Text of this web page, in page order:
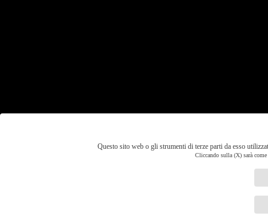
Questo sito web o gli strumenti di terze parti da esso
Cliccando sulla (X) sarà